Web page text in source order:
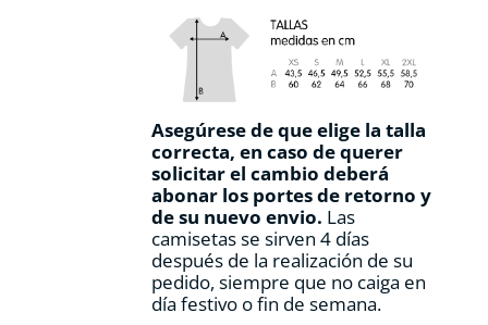
Asegúrese de que elige la talla
correcta, en caso de querer
solicitar el cambio deberá
abonar los portes de retorno y
de su nuevo envio. Las
camisetas se sirven 4 días
después de la realización de su
pedido, siempre que no caiga en
día festivo o fin de semana.